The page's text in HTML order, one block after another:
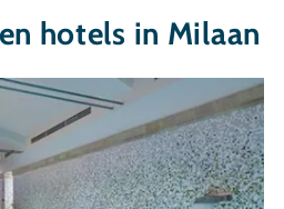
hotels in Milaan